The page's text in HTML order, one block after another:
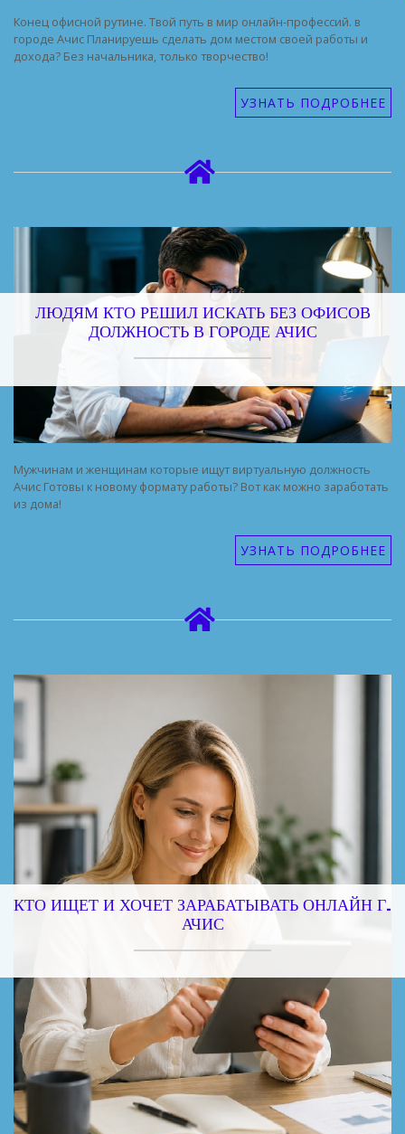
Конец офисной рутине. Твой путь в мир онлайн-профессий. в
городе Ачис Планируешь сделать дом местом своей работы и
дохода? Без начальника, только творчество!
УЗНАТЬ ПОДРОБНЕЕ
ЛЮДЯМ КТО РЕШИЛ ИСКАТЬ БЕЗ ОФИСОВ
ДОЛЖНОСТЬ В ГОРОДЕ АЧИС
Мужчинам и женщинам которые ищут виртуальную должность
Ачис Готовы к новому формату работы? Вот как можно заработать
из дома!
УЗНАТЬ ПОДРОБНЕЕ
КТО ИЩЕТ И ХОЧЕТ ЗАРАБАТЫВАТЬ ОНЛАЙН Г.
АЧИС